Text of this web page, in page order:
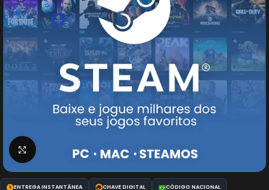
Clique para ampliar
ENTREGA INSTANTÂNEA CHAVE DIGITAL CÓDIGO NACIONAL